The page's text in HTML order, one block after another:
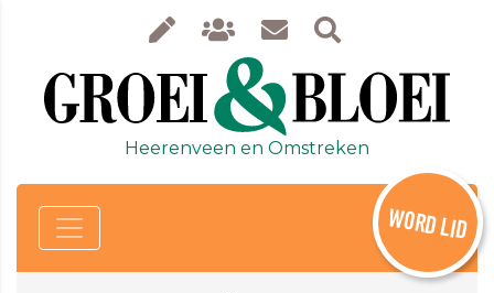
Heerenveen en Omstreken
WORD LID